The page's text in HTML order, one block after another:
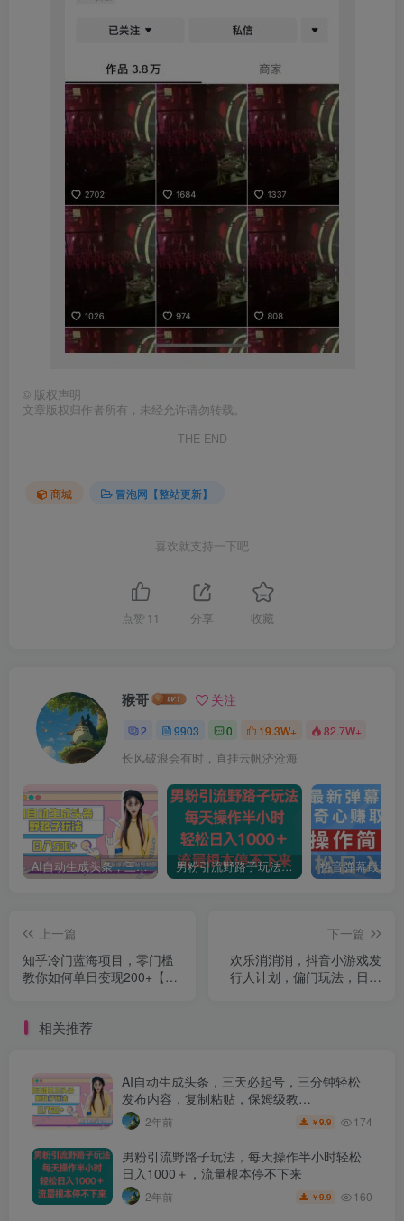
© 版权声明
文章版权归作者所有，未经允许请勿转载。
THE END
商城 冒泡网【整站更新】
喜欢就支持一下吧
点赞 11 分享 收藏
猴哥 关注
2 9903 0 19.3W+ 82.7W+
长风破浪会有时，直挂云帆济沧海
AI自动生成头条，三天必起号，三分钟轻松发布内容，复制粘贴，保姆级教… 男粉引流野路子玩法，每天操作半小时轻松日入1000＋，流量根本停不下来
上一篇
知乎冷门蓝海项目，零门槛
教你如何单日变现200+【揭
下一篇
欢乐消消消，抖音小游戏发
行人计划，偏门玩法，日入
相关推荐
AI自动生成头条，三天必起号，三分钟轻松
发布内容，复制粘贴，保姆级教…
2年前 ￥9.9 174
男粉引流野路子玩法，每天操作半小时轻松
日入1000＋，流量根本停不下来
2年前 ￥9.9 160